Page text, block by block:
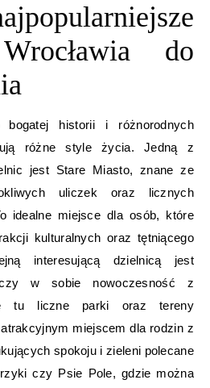
do
historii i różnorodnych
różne style życia. Jedną z
jest Stare Miasto, znane ze
uliczek oraz licznych
idealne miejsce dla osób, które
kulturalnych oraz tętniącego
interesującą dzielnicą jest
w sobie nowoczesność z
tu liczne parki oraz tereny
miejscem dla rodzin z
spokoju i zieleni polecane
czy Psie Pole, gdzie można